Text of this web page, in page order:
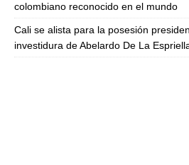
colombiano reconocido en el mundo
Cali se alista para la posesión
investidura de Abelardo De La